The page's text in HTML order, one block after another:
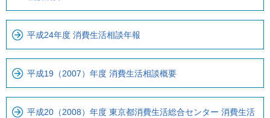
平成24年度 消費生活相談年報
平成19（2007）年度 消費生活相談概要
平成20（2008）年度 東京都消費生活総合センター 消費生活